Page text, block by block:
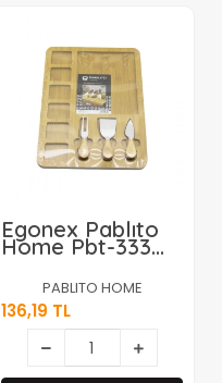
Egonex Pablıto
Home Pbt-333
(d.gen) ( 6+1
Bölmeli ) ( Mdf )
Kahvaltı Peynir
Sunum Panosu (3
Bıçak=ahşap
Sap)
(30x39.5cm)*36
PABLITO HOME
136,19 TL